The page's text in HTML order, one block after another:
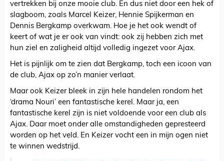
vertrekken bij onze mooie club. En dus niet door een hek of
slagboom, zoals Marcel Keizer, Hennie Spijkerman en
Dennis Bergkamp overkwam. Hoe je het ook wendt of
keert of wat je er ook van vindt: ook zij hebben zich met
hun ziel en zaligheid altijd volledig ingezet voor Ajax.
Het is pijnlijk om te zien dat Bergkamp, toch een icoon van
de club, Ajax op zo’n manier verlaat.
Maar ook Keizer bleek in zijn hele handelen rondom het
‘drama Nouri’ een fantastische kerel. Maar ja, een
fantastische kerel zijn is niet voldoende voor een club als
Ajax. Daar moet onder alle omstandigheden gepresteerd
worden op het veld. En Keizer vocht een in mijn ogen niet
te winnen wedstrijd.